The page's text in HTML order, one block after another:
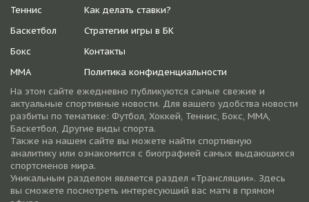
Теннис
Баскетбол
Бокс
ММА
Как делать ставки?
Стратегии игры в БК
Контакты
Политика конфиденциальности
На этом сайте ежедневно публикуются самые свежие и
актуальные спортивные новости. Для вашего удобства новости
разбиты по тематике: Футбол, Хоккей, Теннис, Бокс, ММА,
Баскетбол, Другие виды спорта.
Также на нашем сайте вы можете найти спортивную
аналитику или ознакомится с биографией самых выдающихся
спортсменов мира.
Уникальным разделом является раздел «Трансляции». Здесь
вы сможете посмотреть интересующий вас матч в прямом